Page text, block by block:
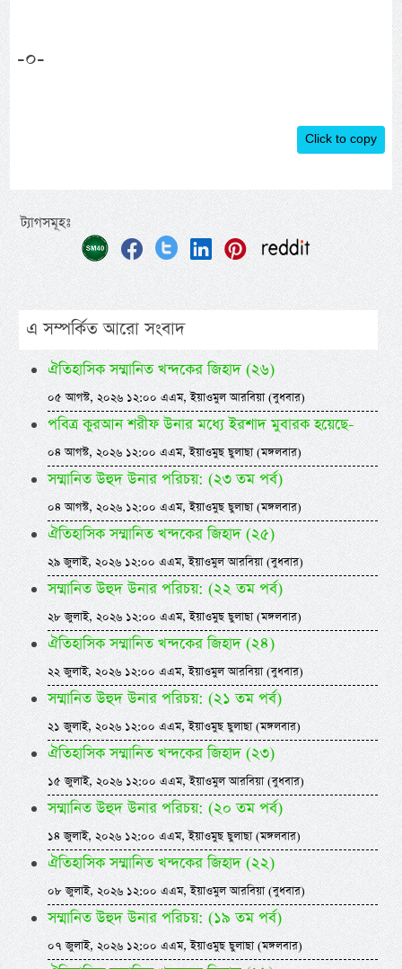
-০-
Click to copy
ট্যাগসমূহঃ
এ সম্পর্কিত আরো সংবাদ
ঐতিহাসিক সম্মানিত খন্দকের জিহাদ (২৬)
০৫ আগস্ট, ২০২৬ ১২:০০ এএম, ইয়াওমুল আরবিয়া (বুধবার)
পবিত্র কুরআন শরীফ উনার মধ্যে ইরশাদ মুবারক হয়েছে-
০৪ আগস্ট, ২০২৬ ১২:০০ এএম, ইয়াওমুছ ছুলাছা (মঙ্গলবার)
সম্মানিত উহুদ উনার পরিচয়: (২৩ তম পর্ব)
০৪ আগস্ট, ২০২৬ ১২:০০ এএম, ইয়াওমুছ ছুলাছা (মঙ্গলবার)
ঐতিহাসিক সম্মানিত খন্দকের জিহাদ (২৫)
২৯ জুলাই, ২০২৬ ১২:০০ এএম, ইয়াওমুল আরবিয়া (বুধবার)
সম্মানিত উহুদ উনার পরিচয়: (২২ তম পর্ব)
২৮ জুলাই, ২০২৬ ১২:০০ এএম, ইয়াওমুছ ছুলাছা (মঙ্গলবার)
ঐতিহাসিক সম্মানিত খন্দকের জিহাদ (২৪)
২২ জুলাই, ২০২৬ ১২:০০ এএম, ইয়াওমুল আরবিয়া (বুধবার)
সম্মানিত উহুদ উনার পরিচয়: (২১ তম পর্ব)
২১ জুলাই, ২০২৬ ১২:০০ এএম, ইয়াওমুছ ছুলাছা (মঙ্গলবার)
ঐতিহাসিক সম্মানিত খন্দকের জিহাদ (২৩)
১৫ জুলাই, ২০২৬ ১২:০০ এএম, ইয়াওমুল আরবিয়া (বুধবার)
সম্মানিত উহুদ উনার পরিচয়: (২০ তম পর্ব)
১৪ জুলাই, ২০২৬ ১২:০০ এএম, ইয়াওমুছ ছুলাছা (মঙ্গলবার)
ঐতিহাসিক সম্মানিত খন্দকের জিহাদ (২২)
০৮ জুলাই, ২০২৬ ১২:০০ এএম, ইয়াওমুল আরবিয়া (বুধবার)
সম্মানিত উহুদ উনার পরিচয়: (১৯ তম পর্ব)
০৭ জুলাই, ২০২৬ ১২:০০ এএম, ইয়াওমুছ ছুলাছা (মঙ্গলবার)